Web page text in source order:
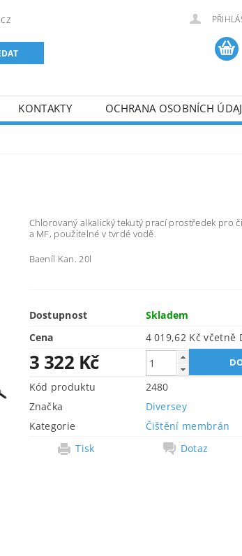
KONTAKTY OCHRANA OSOBNÍCH
Chlorovaný alkalický tekutý prací prostředek pro
a MF, použitelné v tvrdé vodě.
Baeníl Kan. 20l
Dostupnost
Skladem
Cena
4 019,62 Kč
3 322 Kč
Kód produktu
2480
Značka
Diversey
Kategorie
Čištění membrán
Tisk
Dotaz